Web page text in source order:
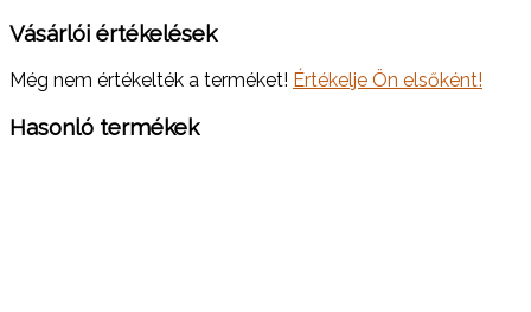
Vásárlói értékelések
Még nem értékelték a terméket! Értékelje Ön elsőként!
Hasonló termékek